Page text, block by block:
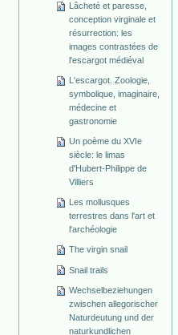
Lâcheté et paresse,
conception virginale et
résurrection: les
images contrastées de
l'escargot médiéval
L'escargot. Zoologie,
symbolique, imaginaire,
médecine et
gastronomie
Un poème du XVIe
siècle: le limas
d'Hubert-Philippe de
Villiers
Les mollusques
terrestres dans l'art et
l'archéologie
The virgin snail
Snail trails
Wechselbeziehungen
zwischen allegorischer
Naturdeutung und der
naturkundlichen